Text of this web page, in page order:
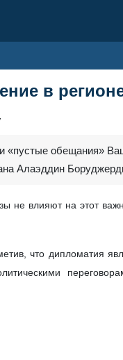
в
«пустые обещания»
Алаэддин
не влияют на этот
что дипломатия